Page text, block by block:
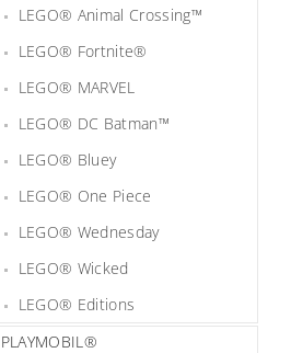
LEGO® Animal Crossing™
LEGO® Fortnite®
LEGO® MARVEL
LEGO® DC Batman™
LEGO® Bluey
LEGO® One Piece
LEGO® Wednesday
LEGO® Wicked
LEGO® Editions
PLAYMOBIL®